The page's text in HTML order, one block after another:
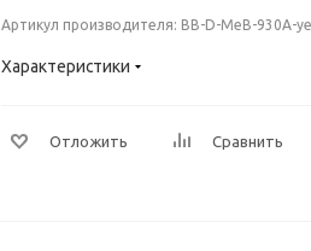
Артикул производителя: BB-D-MeB-930A-
Характеристики
Отложить Сравнить